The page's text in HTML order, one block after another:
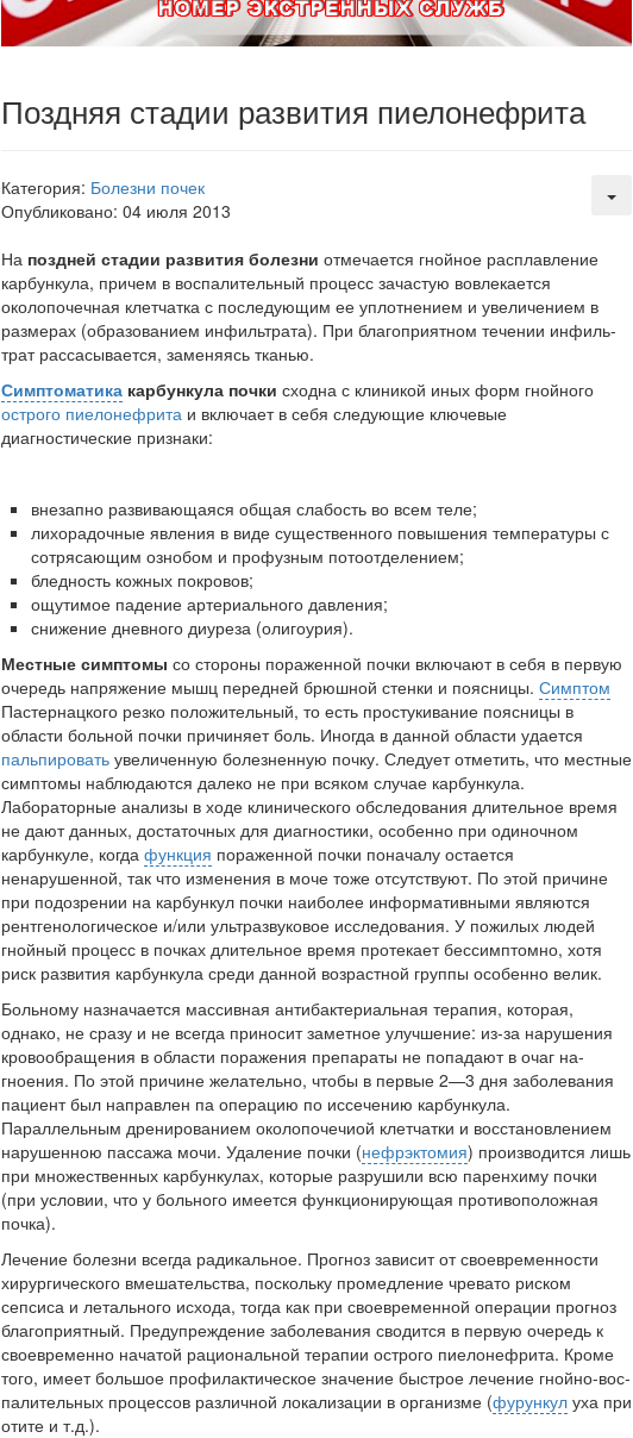
Поздняя стадии развития пиелонефрита
Категория: Болезни почек
Опубликовано: 04 июля 2013
На поздней стадии развития болезни отмечается гнойное расплавление
карбункула, причем в воспалительный про­цесс зачастую вовлекается
околопочечная клетчатка с после­дующим ее уплотнением и увеличением в
размерах (образо­ванием инфильтрата). При благоприятном течении инфиль­
трат рассасывается, заменяясь тканью.
Симптоматика карбункула почки сходна с клиникой иных форм гнойного
острого пиелонефрита и включает в себя сле­дующие ключевые
диагностические признаки:
внезапно развивающаяся общая слабость во всем теле;
лихорадочные явления в виде существенного повыше­ния температуры с
сотрясающим ознобом и профузным потоотделением;
бледность кожных покровов;
ощутимое падение артериального давления;
снижение дневного диуреза (олигоурия).
Местные симптомы со стороны пораженной почки вклю­чают в себя в первую
очередь напряжение мышц передней брюшной стенки и поясницы. Симптом
Пастернацкого резко положительный, то есть простукивание поясницы в
области больной почки причиняет боль. Иногда в данной области удается
пальпировать увеличенную болезненную почку. Следует отметить, что местные
симптомы наблюдаются да­леко не при всяком случае карбункула.
Лабораторные анали­зы в ходе клинического обследования длительное время
не дают данных, достаточных для диагностики, особенно при одиночном
карбункуле, когда функция пораженной почки поначалу остается
ненарушенной, так что изменения в моче тоже отсутствуют. По этой причине
при подозрении на кар­бункул почки наиболее информативными являются
рентге­нологическое и/или ультразвуковое исследования. У пожи­лых людей
гнойный процесс в почках длительное время про­текает бессимптомно, хотя
риск развития карбункула среди данной возрастной группы особенно велик.
Больному назначается массивная антибактериальная те­рапия, которая,
однако, не сразу и не всегда приносит замет­ное улучшение: из-за нарушения
кровообращения в области поражения препараты не попадают в очаг на­
гноения. По этой причине желательно, чтобы в первые 2—3 дня заболевания
пациент был направлен па операцию по иссечению карбункула.
Параллельным дренированием околопочечиой клетчатки и восстановлением
нарушенною пас­сажа мочи. Удаление почки (нефрэктомия) производится лишь
при множественных карбункулах, которые разрушили всю паренхиму почки
(при условии, что у больного имеется функционирующая противоположная
почка).
Лечение болезни всегда радикальное. Прогноз зависит от своевременности
хирургического вмешательства, по­скольку промедление чревато риском
сепсиса и летального исхода, тогда как при своевременной операции прогноз
благоприятный. Предупреждение заболевания сводится в первую очередь к
своевременно начатой рациональной те­рапии острого пиелонефрита. Кроме
того, имеет большое профилактическое значение быстрое лечение гнойно-вос­
палительных процессов различной локализации в организ­ме (фурункул уха при
отите и т.д.).